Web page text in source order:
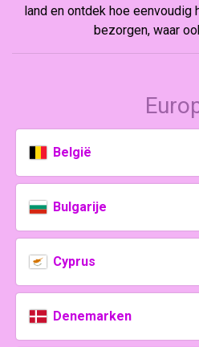
land en ontdek hoe eenvoudig
bezorgen, waar
België
Bulgarije
Cyprus
Denemarken